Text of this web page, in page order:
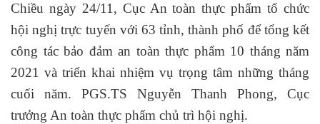
Chiều ngày 24/11, Cục An toàn thực phẩm tổ chức
hội nghị trực tuyến với 63 tỉnh, thành phố để tổng kết
công tác bảo đảm an toàn thực phẩm 10 tháng năm
2021 và triển khai nhiệm vụ trọng tâm những tháng
cuối năm. PGS.TS Nguyễn Thanh Phong, Cục
trưởng An toàn thực phẩm chủ trì hội nghị.